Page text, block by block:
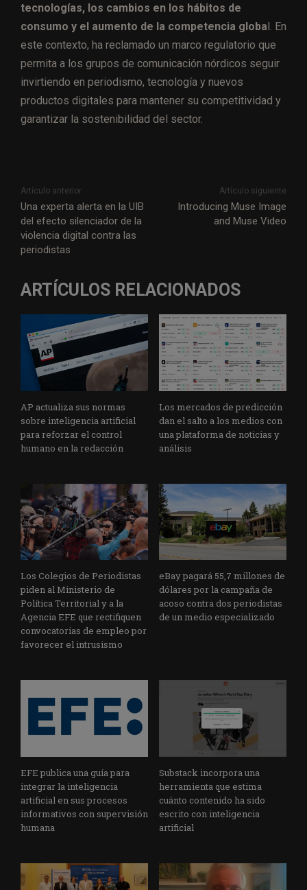
tecnologías, los cambios en los hábitos de
consumo y el aumento de la competencia global. En
este contexto, ha reclamado un marco regulatorio que
permita a los grupos de comunicación nórdicos seguir
invirtiendo en periodismo, tecnología y nuevos
productos digitales para mantener su competitividad y
garantizar la sostenibilidad del sector.
Artículo anterior
Una experta alerta en la UIB
del efecto silenciador de la
violencia digital contra las
periodistas
Artículo siguiente
Introducing Muse Image
and Muse Video
ARTÍCULOS RELACIONADOS
AP actualiza sus normas
sobre inteligencia artificial
para reforzar el control
humano en la redacción
Los mercados de predicción
dan el salto a los medios con
una plataforma de noticias y
análisis
Los Colegios de Periodistas
piden al Ministerio de
Política Territorial y a la
Agencia EFE que rectifiquen
convocatorias de empleo por
favorecer el intrusismo
eBay pagará 55,7 millones de
dólares por la campaña de
acoso contra dos periodistas
de un medio especializado
EFE publica una guía para
integrar la inteligencia
artificial en sus procesos
informativos con supervisión
humana
Substack incorpora una
herramienta que estima
cuánto contenido ha sido
escrito con inteligencia
artificial